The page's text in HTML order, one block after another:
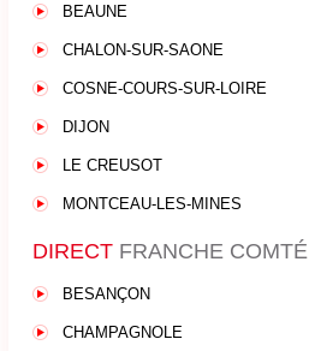
BEAUNE
CHALON-SUR-SAONE
COSNE-COURS-SUR-LOIRE
DIJON
LE CREUSOT
MONTCEAU-LES-MINES
DIRECT FRANCHE COMTÉ
BESANÇON
CHAMPAGNOLE